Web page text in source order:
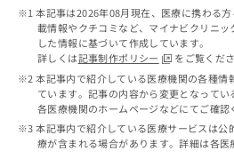
本記事は2026年08月現在、医療に携わる
載情報やクチコミなど、マイナビクリニ
した情報に基づいて作成しています。
詳しくは記事制作ポリシー
をご覧くださ
本記事内で紹介している医療機関の各種情
ています。記事の内容から変更となって
各医療機関のホームページなどにてご確認
本記事内で紹介している医療サービスは公
療が含まれる場合があります。詳細は各医
ち
らは
マイ
ナビ
クリ
ニッ
せ
ち
資
ち
広
稿